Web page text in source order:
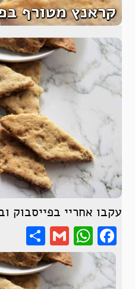
קראנץ מטורף
עקבו אחריי בפייסבוק
Facebook
WhatsApp
Gmail